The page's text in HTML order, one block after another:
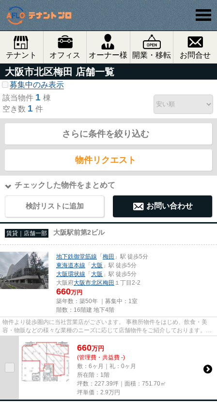
テナント オフィス オーナー様 開業・移転 お問合せ
大阪市北区梅田 店舗一覧
募集中のみ表示
該当物件 1 棟
空き数 1 件
さらに条件を絞り込む
物件リクエスト
チェックした物件をまとめて
検討リストに追加 お問い合わせ
賃貸｜店舗一部 大阪駅前第2ビル
地下鉄御堂筋線 「梅田 」駅 徒歩5分
東海道本線 「大阪 」駅 徒歩5分
大阪環状線 「大阪 」駅 徒歩5分
大阪府大阪市北区梅田 １丁目2-2
660万円
築年数：築50年 ｜募集中： 1室
階数：16階建 地下4階
物件より徒歩圏内に当社営業店がございます。 事務所物件をはじめ、飲食・美
容・物販などの様々な業種のニーズに応じて店舗物件をご紹介しております。
尚、弊社ではおとり広告は一切...
660万円
(管理費・共益費 -)
敷：6ヶ月｜礼：0ヶ月
所在階：1階
坪数：227.39坪｜面積：751.70㎡
坪単価： 2.9万円